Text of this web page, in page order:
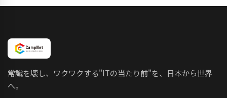
常識を壊し、ワクワクする"ITの当たり前"を、日本から世界
へ。